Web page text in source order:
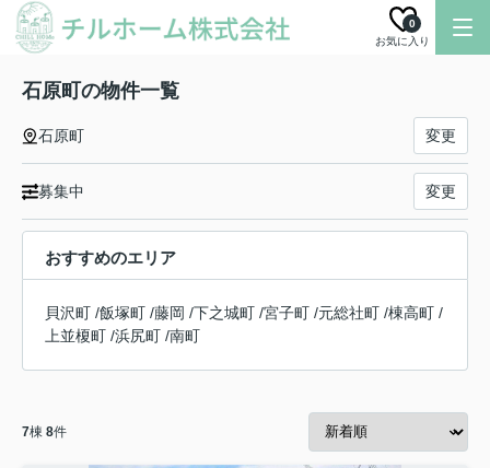
お気に入り
0
石原町の物件一覧
石原町 変更
募集中 変更
おすすめのエリア
貝沢町 /飯塚町 /藤岡 /下之城町 /宮子町 /元総社町 /棟高町 /
上並榎町 /浜尻町 /南町
7棟 8件